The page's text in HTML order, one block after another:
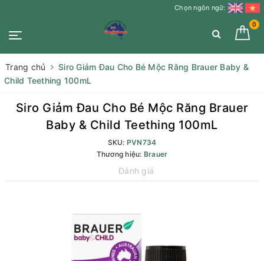
Chọn ngôn ngữ:
0
Trang chủ
Siro Giảm Đau Cho Bé Mộc Răng Brauer Baby &
Child Teething 100mL
Siro Giảm Đau Cho Bé Mộc Răng Brauer
Baby & Child Teething 100mL
SKU: PVN734
Thương hiệu: Brauer
Đánh giá